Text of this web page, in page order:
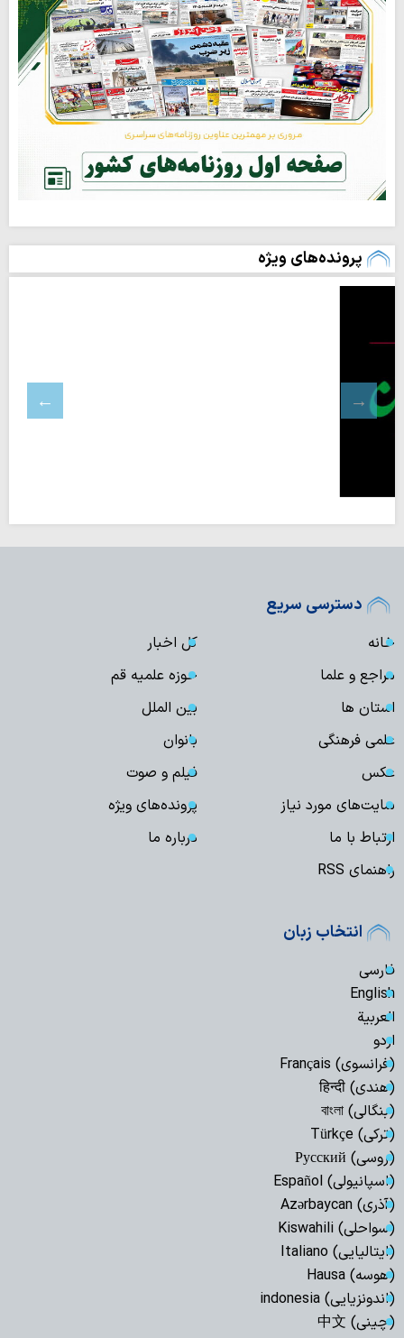
پرونده‌های ویژه
دسترسی سریع
خانه
کل اخبار
مراجع و علما
حوزه علمیه قم
استان ها
بین الملل
علمی فرهنگی
بانوان
عکس
فیلم و صوت
سایت‌های مورد نیاز
پرونده‌های ویژه
ارتباط با ما
درباره ما
راهنمای RSS
انتخاب زبان
فارسی
English
العربیة
اردو
(فرانسوی) Français
(هندی) हिन्दी
(بنگالی) বাংলা
(ترکی) Türkçe
(روسی) Русский
(اسپانیولی) Español
(آذری) Azərbaycan
(سواحلی) Kiswahili
(ایتالیایی) Italiano
(هوسه) Hausa
(اندونزیایی) indonesia
(چینی) 中文